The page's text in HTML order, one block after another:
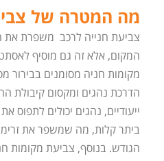
מה המטרה של
צביעת חנייה לרכב משפרת את
המקום, אלא זה גם מוסיף
מקומות חניה מסומנים בבירור
הדרכת נהגים ומקסום קיבולת
ייעודיים, נהגים יכולים לתפוס
ביתר קלות, מה שמשפר את
הגודש. בנוסף, צביעת מקומות